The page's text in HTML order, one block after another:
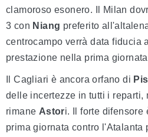
clamoroso esonero. Il Milan
3 con Niang preferito
centrocampo verrà data fiducia
prestazione nella prima
Il Cagliari è ancora orfano di
delle incertezze in tutti i reparti,
rimane Astori. Il forte difensore
prima giornata contro l'Atalanta